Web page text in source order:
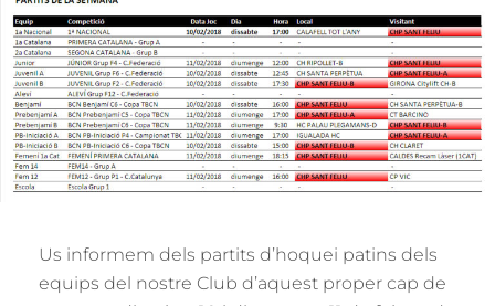
Us informem dels partits d’hoquei patins dels
equips del nostre Club d’aquest proper cap de